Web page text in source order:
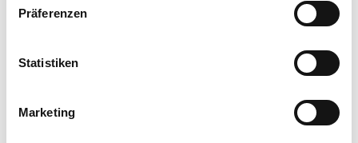
Präferenzen
Statistiken
Marketing
Ausstattung
Elektrische Seitenspiegel